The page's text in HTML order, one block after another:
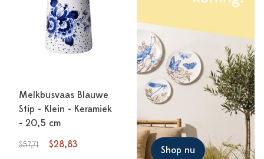
Melkbusvaas Blauwe
Stip - Klein - Keramiek
- 20,5 cm
$57,71
$28,83
Shop nu